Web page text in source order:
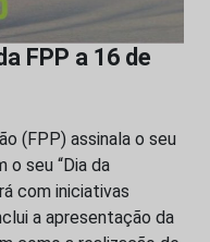
FPP a 16 de
(FPP) assinala o seu
o seu “Dia da
com iniciativas
a apresentação da